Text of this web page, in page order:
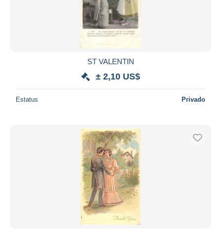
ST VALENTIN
± 2,10 US$
Estatus Privado